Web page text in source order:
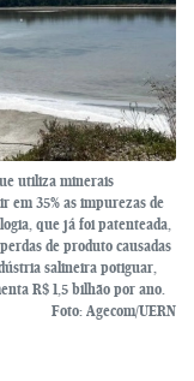
utiliza minerais
em 35% as impurezas de
que já foi patenteada,
de produto causadas
salineira potiguar,
R$ 1,5 bilhão por ano.
Foto: Agecom/UERN